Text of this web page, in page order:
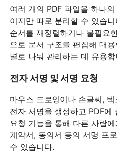
여러 개의 PDF 파일을 하나
이지만 따로 분리할 수 있습
순서를 재정렬하거나 불필요
으로 문서 구조를 편집해 대
별로 나눠 관리하는 데 유용합
전자 서명 및 서명 요청
마우스 드로잉이나 손글씨,
전자 서명을 생성하고 PDF에
요청 기능을 통해 다른 사람
계약서, 동의서 등의 서명 프
수 있습니다.